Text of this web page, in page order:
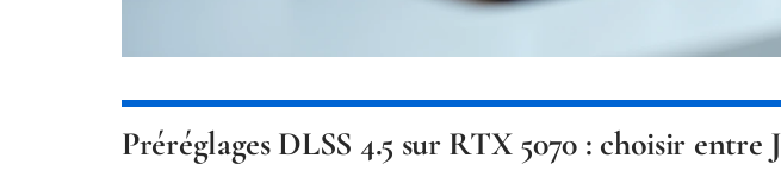
Préréglages DLSS 4.5 sur RTX 5070 : choisir entre